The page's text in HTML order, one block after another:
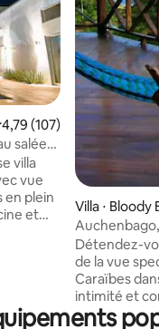
moyenne sur la
4,79 (107)
villa
vue
en plein
et
Villa ⋅ Bloody
Détendez-
de la vue
Caraïbes
intimité et
vous devant